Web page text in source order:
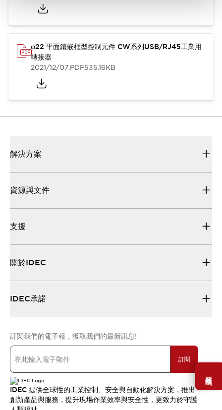
需要幫助嗎？
φ22 平面鑲嵌框型控制元件 CW系列USB/RJ45工業用
轉接器
2021/12/07.PDF535.16KB
解決方案
資源與文件
支援
關於IDEC
IDEC承諾
訂閱我們的電子報，獲取我們的最新訊息!
訂閱
IDEC 提供全球性的工業控制、安全與自動化解決方案，推出
創新產品與服務，提升現場作業效率與安全性，更致力於守護